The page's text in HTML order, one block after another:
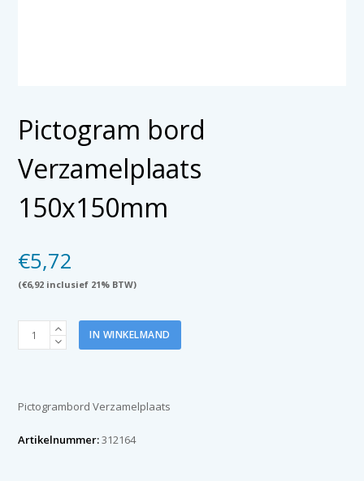
Pictogram bord
Verzamelplaats
150x150mm
€5,72
(€6,92 inclusief 21% BTW)
Pictogram
bord
IN WINKELMAND
Pictogrambord Verzamelplaats
Artikelnummer:312164